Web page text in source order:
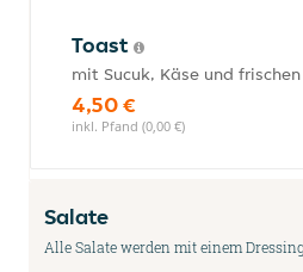
Toast
mit Sucuk, Käse und
4,50 €
inkl. Pfand (0,00 €)
Salate
Alle Salate werden mit einem